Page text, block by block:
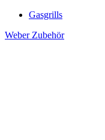
Gasgrills
Weber Zubehör